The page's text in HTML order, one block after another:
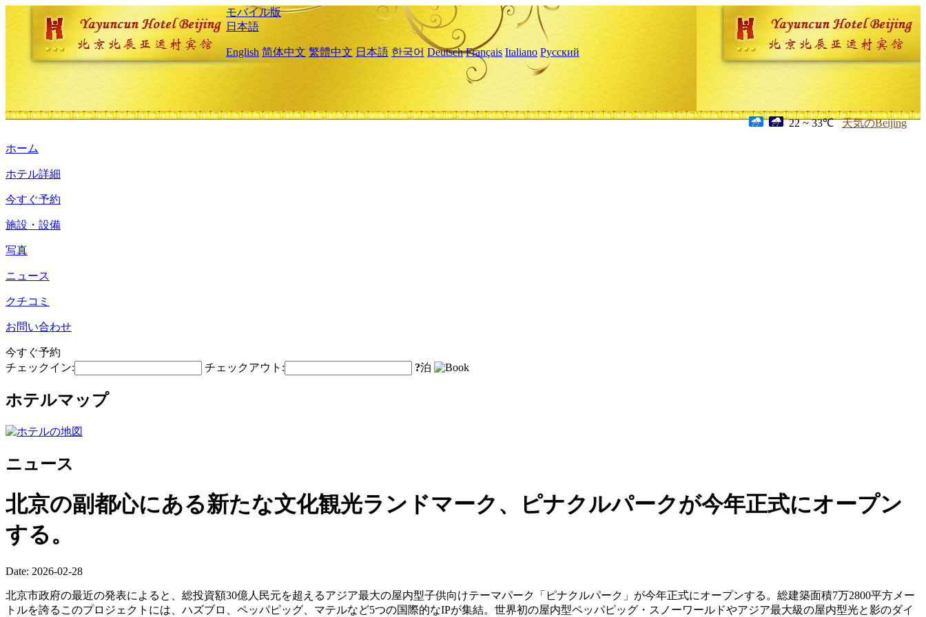
モバイル版
日本語
English 简体中文 繁體中文 日本語 한국어 Deutsch Français Italiano Русский
22 ~ 33℃ 天気のBeijing
ホーム
ホテル詳細
今すぐ予約
施設・設備
写真
ニュース
クチコミ
お問い合わせ
今すぐ予約
チェックイン:
チェックアウト: ?泊
ホテルマップ
ニュース
北京の副都心にある新たな文化観光ランドマーク、ピナクルパークが今年正式にオープン
する。
Date: 2026-02-28
北京市政府の最近の発表によると、総投資額30億人民元を超えるアジア最大の屋内型子供向けテーマパーク「ピナクルパーク」が今年正式にオープンする。総建築面積7万2800平方メー
トルを誇るこのプロジェクトには、ハズブロ、ペッパピッグ、マテルなど5つの国際的なIPが集結。世界初の屋内型ペッパピッグ・スノーワールドやアジア最大級の屋内型光と影のダイ